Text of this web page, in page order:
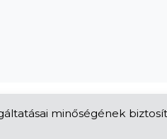
minőségének